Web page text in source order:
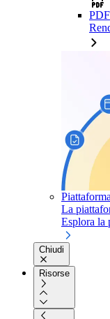
PDF
La
Esplora la
Chiudi
Risorse